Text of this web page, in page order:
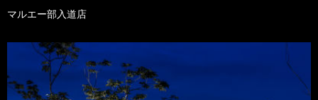
マルエー部入道店